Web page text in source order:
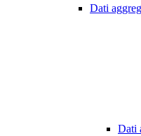
Dati
Dati